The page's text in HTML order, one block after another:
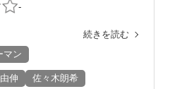
-
続きを読む
マン
伸 佐々木朗希